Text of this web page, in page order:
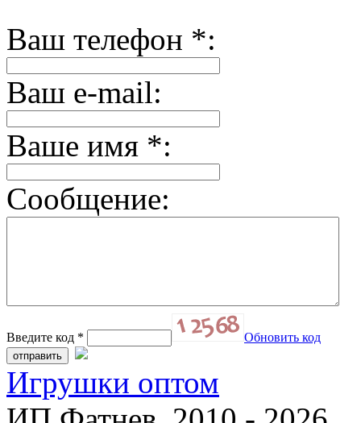
Ваш телефон *:
Ваш e-mail:
Ваше имя *:
Сообщение:
Введите код * Обновить код
Игрушки оптом